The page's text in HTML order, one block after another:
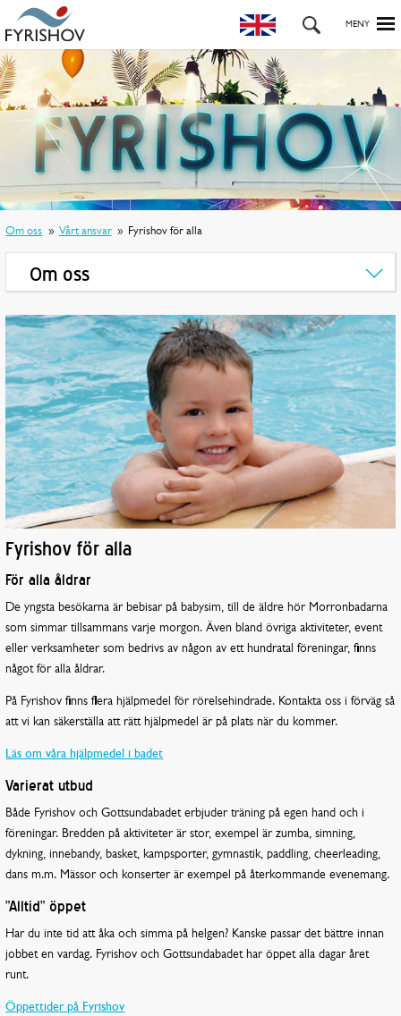
Om oss Vårt ansvar Fyrishov för alla
Om oss
Fyrishov för alla
För alla åldrar
De yngsta besökarna är bebisar på babysim, till de äldre hör Morronbadarna
som simmar tillsammans varje morgon. Även bland övriga aktiviteter, event
eller verksamheter som bedrivs av någon av ett hundratal föreningar, finns
något för alla åldrar.
På Fyrishov finns flera hjälpmedel för rörelsehindrade. Kontakta oss i förväg så
att vi kan säkerställa att rätt hjälpmedel är på plats när du kommer.
Läs om våra hjälpmedel i badet
Varierat utbud
Både Fyrishov och Gottsundabadet erbjuder träning på egen hand och i
föreningar. Bredden på aktiviteter är stor, exempel är zumba, simning,
dykning, innebandy, basket, kampsporter, gymnastik, paddling, cheerleading,
dans m.m. Mässor och konserter är exempel på återkommande evenemang.
”Alltid” öppet
Har du inte tid att åka och simma på helgen? Kanske passar det bättre innan
jobbet en vardag. Fyrishov och Gottsundabadet har öppet alla dagar året
runt.
Öppettider på Fyrishov